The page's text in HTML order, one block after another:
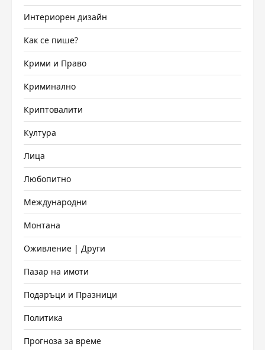
Интериорен дизайн
Как се пише?
Крими и Право
Криминално
Криптовалити
Култура
Лица
Любопитно
Международни
Монтана
Оживление | Други
Пазар на имоти
Подаръци и Празници
Политика
Прогноза за време